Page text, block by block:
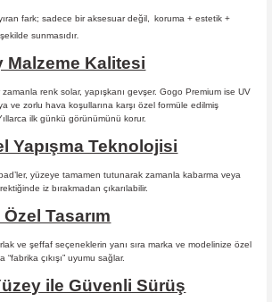
fark; sadece bir aksesuar değil,
koruma + estetik +
sunmasıdır.
Malzeme Kalitesi
zamanla renk solar, yapışkanı gevşer. Gogo Premium ise UV
ve zorlu hava koşullarına karşı özel formüle edilmiş
ilk günkü görünümünü korur.
Yapışma Teknolojisi
yüzeye tamamen tutunarak zamanla kabarma veya
iz bırakmadan çıkarılabilir.
Tasarım
ve şeffaf seçeneklerin yanı sıra marka ve modelinize özel
çıkışı” uyumu sağlar.
ile Güvenli Sürüş